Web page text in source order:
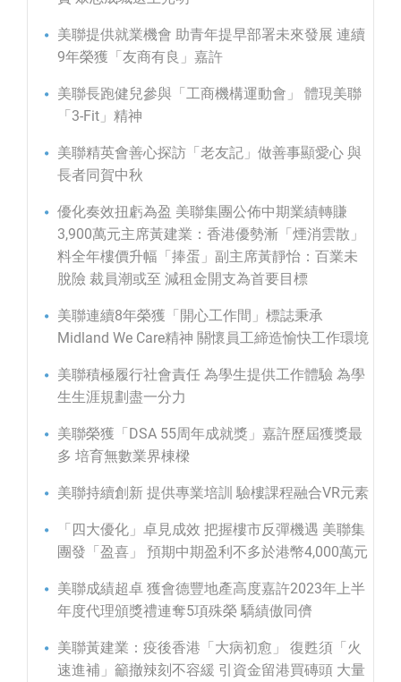
美聯提供就業機會 助青年提早部署未來發展 連續
9年榮獲「友商有良」嘉許
美聯長跑健兒參與「工商機構運動會」 體現美聯
「3-Fit」精神
美聯精英會善心探訪「老友記」做善事顯愛心 與
長者同賀中秋
優化奏效扭虧為盈 美聯集團公佈中期業績轉賺
3,900萬元主席黃建業：香港優勢漸「煙消雲散」
料全年樓價升幅「捧蛋」副主席黃靜怡：百業未
脫險 裁員潮或至 減租金開支為首要目標
美聯連續8年榮獲「開心工作間」標誌秉承
Midland We Care精神 關懷員工締造愉快工作環境
美聯積極履行社會責任 為學生提供工作體驗 為學
生生涯規劃盡一分力
美聯榮獲「DSA 55周年成就獎」嘉許歷屆獲獎最
多 培育無數業界棟樑
美聯持續創新 提供專業培訓 驗樓課程融合VR元素
「四大優化」卓見成效 把握樓市反彈機遇 美聯集
團發「盈喜」 預期中期盈利不多於港幣4,000萬元
美聯成績超卓 獲會德豐地產高度嘉許2023年上半
年度代理頒獎禮連奪5項殊榮 驕績傲同儕
美聯黃建業：疫後香港「大病初愈」 復甦須「火
速進補」籲撤辣刻不容緩 引資金留港買磚頭 大量